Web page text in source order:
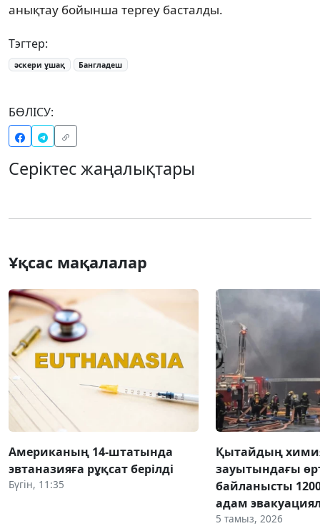
анықтау бойынша тергеу басталды.
Тэгтер:
әскери ұшақ Бангладеш
БӨЛІСУ:
Серіктес жаңалықтары
Ұқсас мақалалар
Американың 14-штатында
эвтаназияға рұқсат берілді
Бүгін, 11:35
Қытайдың
зауытындағы
байланысты
адам
5 тамыз, 2026